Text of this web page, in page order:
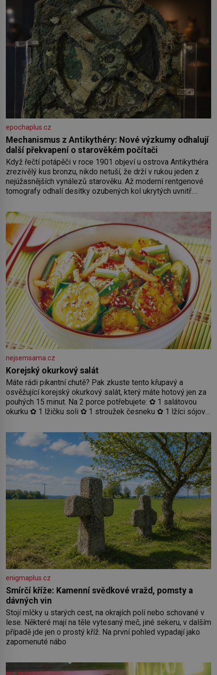
epochaplus.cz
Mechanismus z Antikythéry: Nové výzkumy odhalují
další překvapení o starověkém počítači
Když řečtí potápěči v roce 1901 objeví u ostrova Antikythéra
zrezivělý kus bronzu, nikdo netuší, že drží v rukou jeden z
nejúžasnějších vynálezů starověku. Až moderní rentgenové
tomografy odhalí desítky ozubených kol ukrytých uvnitř.
známý analogový počítač na světě. Přesto ani po více než
sto letech výzkumu
nejsemsama.cz
Korejský okurkový salát
Máte rádi pikantní chutě? Pak zkuste tento křupavý a
osvěžující korejský okurkový salát, který máte hotový jen za
pouhých 15 minut. Na 2 porce potřebujete: ✿ 1 salátovou
okurku ✿ 1 lžičku soli ✿ 1 stroužek česneku ✿ 1 lžíci sójové
oleje ✿ 1 lžičku chilli ✿ 1 lžičku cukru ✿ 1 jarní cibulku ✿ 1
lžíci sezamových semínek
enigmaplus.cz
Smírčí kříže: Kamenní svědkové vražd, pomsty a
dávných vin
Stojí mlčky u starých cest, na okrajích polí nebo schované v
lese. Některé mají na těle vytesaný meč, jiné sekeru, v dalším
případě jde jen o prostý kříž. Na první pohled vypadají jako
zapomenuté nábo